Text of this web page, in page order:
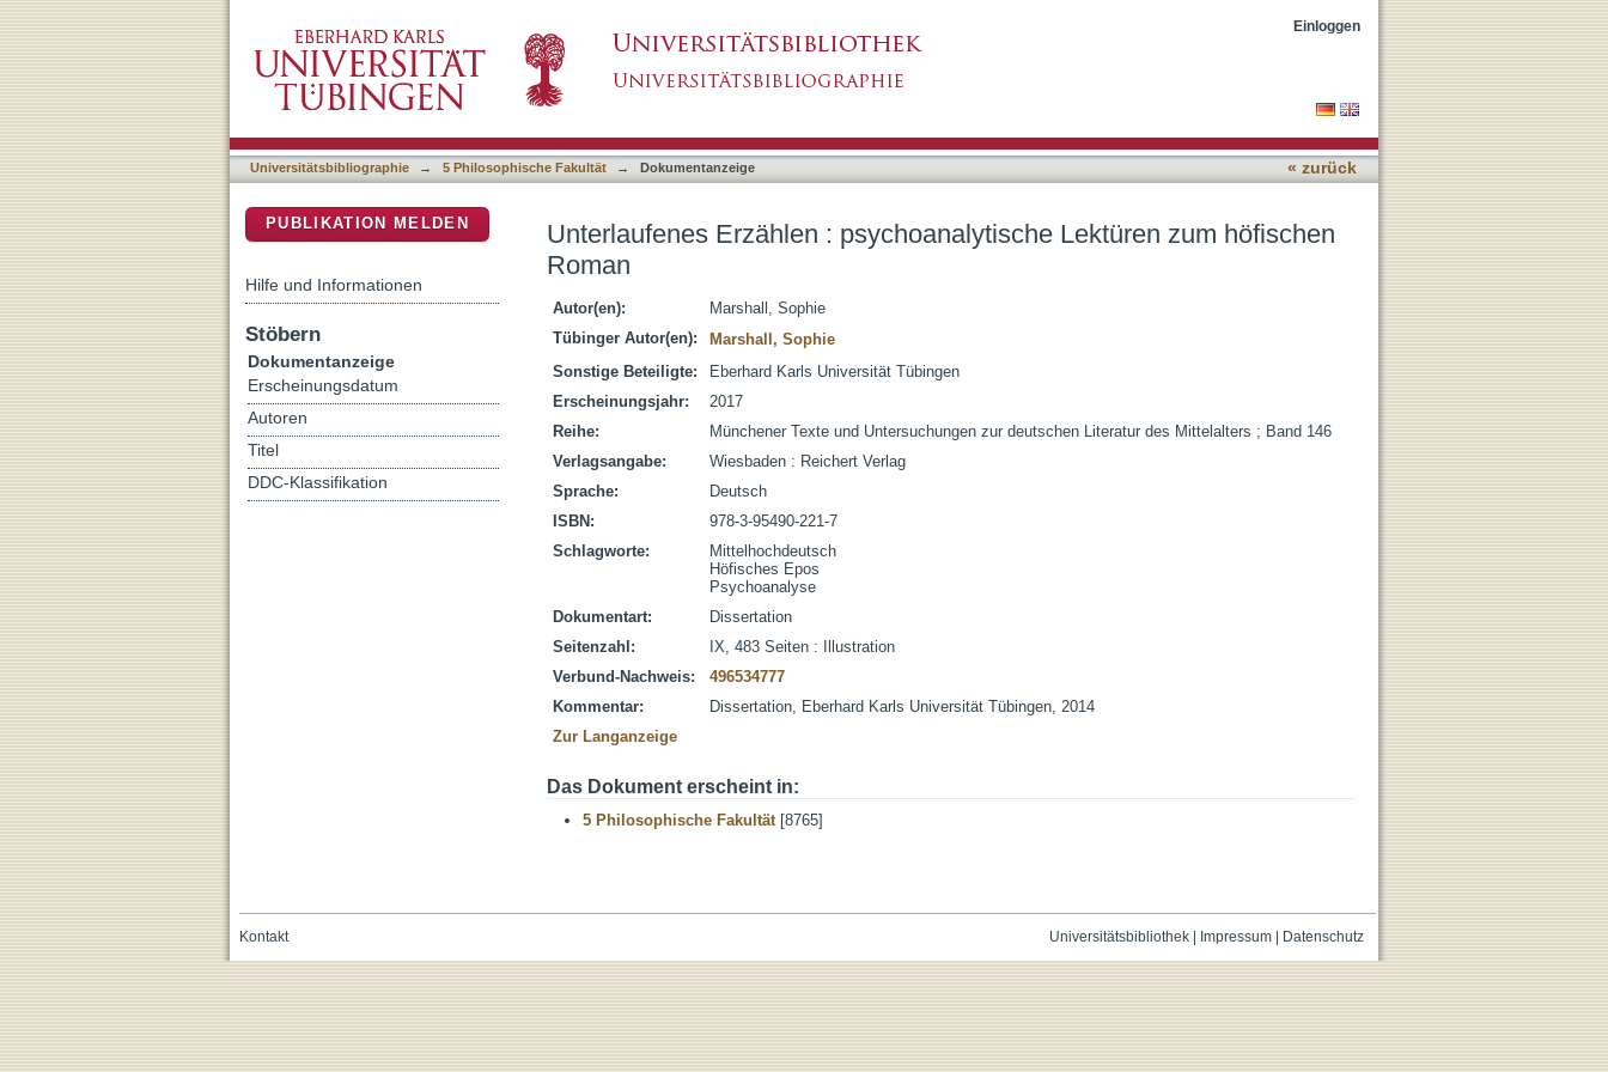
Einloggen
Universitätsbibliographie → 5 Philosophische Fakultät → Dokumentanzeige « zurück
Unterlaufenes Erzählen : psychoanalytische Lektüren zum höfischen
Roman
Autor(en):
Marshall, Sophie
Tübinger Autor(en):
Marshall, Sophie
Sonstige Beteiligte:
Eberhard Karls Universität Tübingen
Erscheinungsjahr:
2017
Reihe:
Münchener Texte und Untersuchungen zur deutschen Literatur des Mittelalters ; Band 146
Verlagsangabe:
Wiesbaden : Reichert Verlag
Sprache:
Deutsch
ISBN:
978-3-95490-221-7
Schlagworte:
Mittelhochdeutsch
Höfisches Epos
Psychoanalyse
Dokumentart:
Dissertation
Seitenzahl:
IX, 483 Seiten : Illustration
Verbund-Nachweis:
496534777
Kommentar:
Dissertation, Eberhard Karls Universität Tübingen, 2014
Zur Langanzeige
Das Dokument erscheint in:
5 Philosophische Fakultät[8765]
PUBLIKATION MELDEN
Hilfe und Informationen
Stöbern
Dokumentanzeige
Erscheinungsdatum
Autoren
Titel
DDC-Klassifikation
Universitätsbibliothek| Impressum| Datenschutz
Kontakt